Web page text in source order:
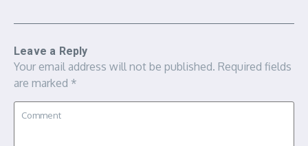
Leave a Reply
Your email address will not be published. Required fields
are marked *